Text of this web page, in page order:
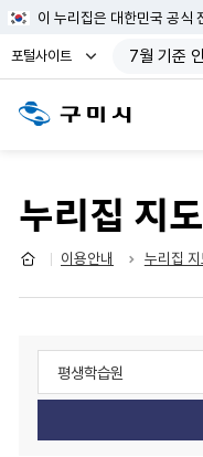
이 누리집은 대한민국 공식
포털사이트 7월 기준
누리집 지도
이용안내 누리집 지
사
트